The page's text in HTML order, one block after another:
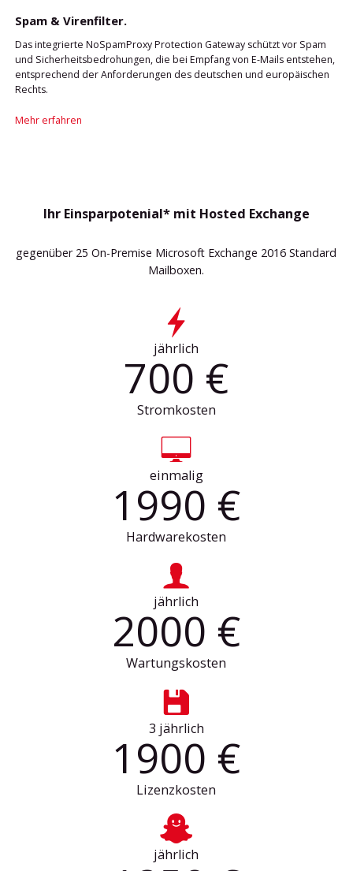
Spam & Virenfilter.
Das integrierte NoSpamProxy Protection Gateway schützt vor Spam
und Sicherheitsbedrohungen, die bei Empfang von E-Mails entstehen,
entsprechend der Anforderungen des deutschen und europäischen
Rechts.
Mehr erfahren
Ihr Einsparpotenial* mit Hosted Exchange
gegenüber 25On-Premise Microsoft Exchange 2016 Standard
Mailboxen.
jährlich
700 €
Stromkosten
einmalig
1990 €
Hardwarekosten
jährlich
2000 €
Wartungskosten
3 jährlich
1900 €
Lizenzkosten
jährlich